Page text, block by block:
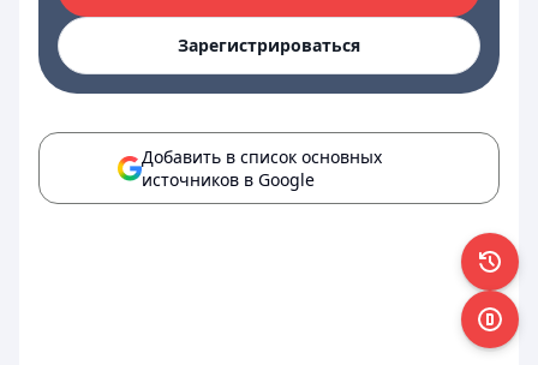
Зарегистрироваться
Добавить в список основных
источников в Google